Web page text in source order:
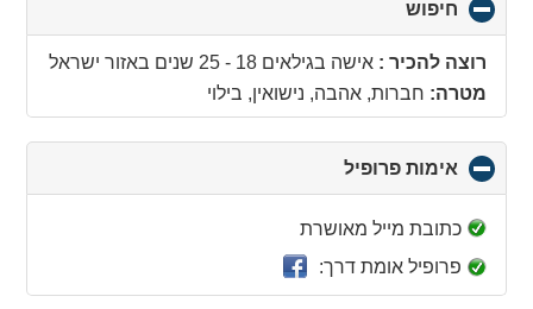
חיפוש
to
collapseרוצה להכיר :אישה בגילאים 18 - 25 שנים באזור ישראל
מטרה: חברות, אהבה, נישואין, בילוי
אימות פרופיל
to
contents
כתובת מייל מאושרת
פרופיל אומת דרך: